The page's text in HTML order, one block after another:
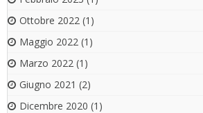
Ottobre 2022 (1)
Maggio 2022 (1)
Marzo 2022 (1)
Giugno 2021 (2)
Dicembre 2020 (1)